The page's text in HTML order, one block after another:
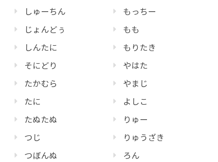
しゅーちん
じょんどぅ
しんたに
そにどり
たかむら
たに
たぬたぬ
つじ
つぼんぬ
もっちー
もも
もりたき
やはた
やまじ
よしこ
りゅー
りゅうざき
ろん